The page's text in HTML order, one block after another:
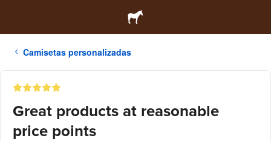
Camisetas personalizadas
Great products at reasonable
price points